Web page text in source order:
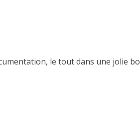
le tout dans une jolie